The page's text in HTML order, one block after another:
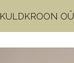
KULDKROON OÜ